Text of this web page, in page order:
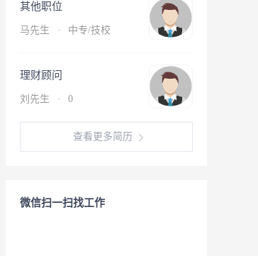
其他职位
马先生 · 中专/技校
理财顾问
刘先生 · 0
查看更多简历
微信扫一扫找工作